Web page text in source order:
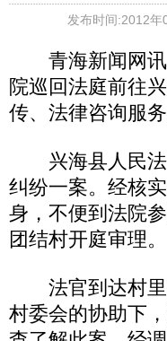
发布时间:2012
青海新闻网讯
院巡回法庭前往
传、法律咨询服务
兴海县人民法
纠纷一案。经核
身，不便到法院
团结村开庭审理。
法官到达村里
村委会的协助下